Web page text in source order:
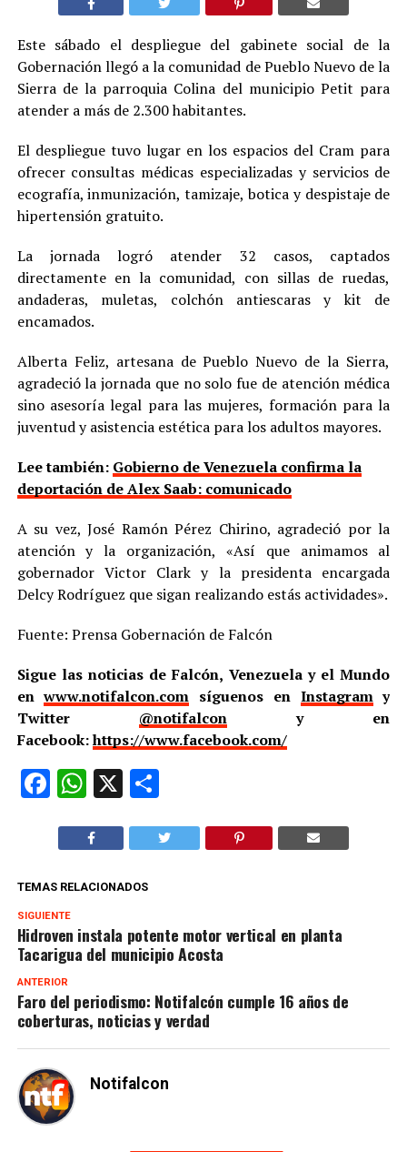
Este sábado el despliegue del gabinete social de la
Gobernación llegó a la comunidad de Pueblo Nuevo de la
Sierra de la parroquia Colina del municipio Petit para
atender a más de 2.300 habitantes.
El despliegue tuvo lugar en los espacios del Cram para
ofrecer consultas médicas especializadas y servicios de
ecografía, inmunización, tamizaje, botica y despistaje de
hipertensión gratuito.
La jornada logró atender 32 casos, captados
directamente en la comunidad, con sillas de ruedas,
andaderas, muletas, colchón antiescaras y kit de
encamados.
Alberta Feliz, artesana de Pueblo Nuevo de la Sierra,
agradeció la jornada que no solo fue de atención médica
sino asesoría legal para las mujeres, formación para la
juventud y asistencia estética para los adultos mayores.
Lee también: Gobierno de Venezuela confirma la
deportación de Alex Saab: comunicado
A su vez, José Ramón Pérez Chirino, agradeció por la
atención y la organización, «Así que animamos al
gobernador Victor Clark y la presidenta encargada
Delcy Rodríguez que sigan realizando estás actividades».
Fuente: Prensa Gobernación de Falcón
Sigue las noticias de Falcón, Venezuela y el Mundo
enwww.notifalcon.com síguenos en Instagramy
Twitter @notifalcony en
Facebook:https://www.facebook.com/
Facebook
WhatsApp
X Compartir
TEMAS RELACIONADOS
SIGUIENTE
Hidroven instala potente motor vertical en planta
Tacarigua del municipio Acosta
ANTERIOR
Faro del periodismo: Notifalcón cumple 16 años de
coberturas, noticias y verdad
Notifalcon